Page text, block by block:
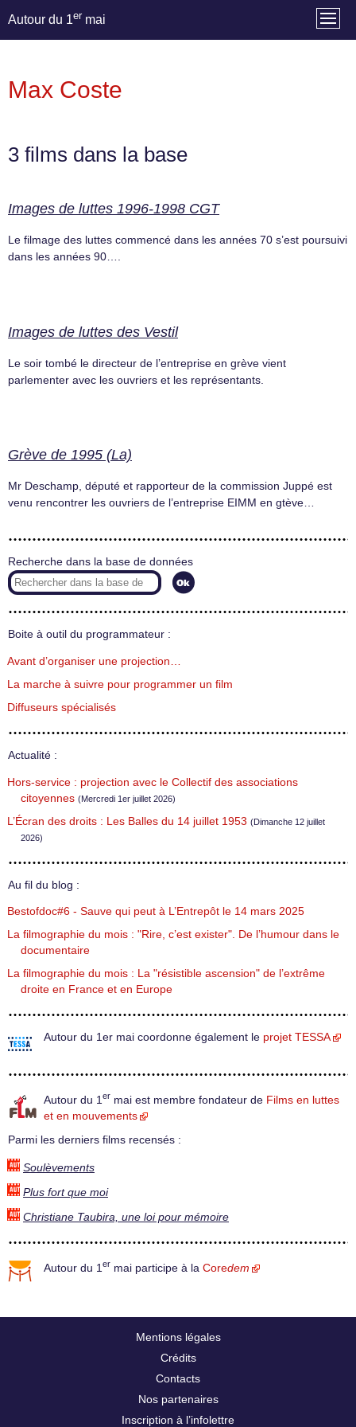
Autour du 1er mai
Max Coste
3 films dans la base
Images de luttes 1996-1998 CGT
Le filmage des luttes commencé dans les années 70 s’est poursuivi
dans les années 90….
Images de luttes des Vestil
Le soir tombé le directeur de l’entreprise en grève vient
parlementer avec les ouvriers et les représentants.
Grève de 1995 (La)
Mr Deschamp, député et rapporteur de la commission Juppé est
venu rencontrer les ouvriers de l’entreprise EIMM en gtève…
Recherche dans la base de données
Boite à outil du programmateur :
Avant d’organiser une projection…
La marche à suivre pour programmer un film
Diffuseurs spécialisés
Actualité :
Hors-service : projection avec le Collectif des associations
citoyennes (Mercredi 1er juillet 2026)
L’Écran des droits : Les Balles du 14 juillet 1953 (Dimanche 12 juillet
2026)
Au fil du blog :
Bestofdoc#6 - Sauve qui peut à L’Entrepôt le 14 mars 2025
La filmographie du mois : "Rire, c’est exister". De l’humour dans le
documentaire
La filmographie du mois : La "résistible ascension" de l’extrême
droite en France et en Europe
Autour du 1er mai coordonne également le projet TESSA
Autour du 1 er mai est membre fondateur de Films en luttes
et en mouvements
Parmi les derniers films recensés :
Soulèvements
Plus fort que moi
Christiane Taubira, une loi pour mémoire
Autour du 1 er mai participe à la Coredem
Mentions légales
Crédits
Contacts
Nos partenaires
Inscription à l’infolettre